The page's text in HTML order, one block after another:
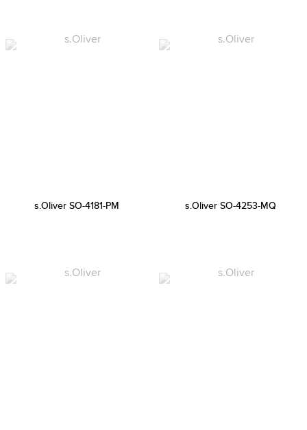
s.Oliver SO-4181-PM s.Oliver SO-4253-MQ